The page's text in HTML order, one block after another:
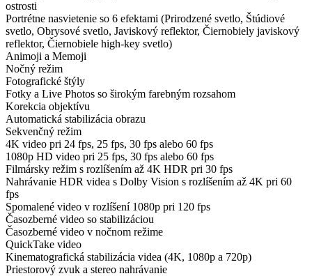
ostrosti
Portrétne nasvietenie so 6 efektami (Prirodzené svetlo, Štúdiové
svetlo, Obrysové svetlo, Javiskový reflektor, Čiernobiely javiskový
reflektor, Čiernobiele high-key svetlo)
Animoji a Memoji
Nočný režim
Fotografické štýly
Fotky a Live Photos so širokým farebným rozsahom
Korekcia objektívu
Automatická stabilizácia obrazu
Sekvenčný režim
4K video pri 24 fps, 25 fps, 30 fps alebo 60 fps
1080p HD video pri 25 fps, 30 fps alebo 60 fps
Filmársky režim s rozlíšením až 4K HDR pri 30 fps
Nahrávanie HDR videa s Dolby Vision s rozlíšením až 4K pri 60
fps
Spomalené video v rozlíšení 1080p pri 120 fps
Časozberné video so stabilizáciou
Časozberné video v nočnom režime
QuickTake video
Kinematografická stabilizácia videa (4K, 1080p a 720p)
Priestorový zvuk a stereo nahrávanie